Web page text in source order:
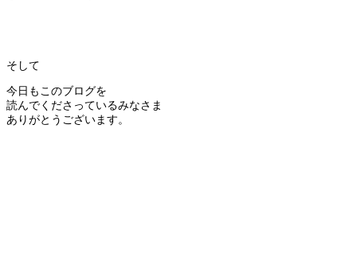
そして
今日もこのブログを
読んでくださっているみなさま
ありがとうございます。